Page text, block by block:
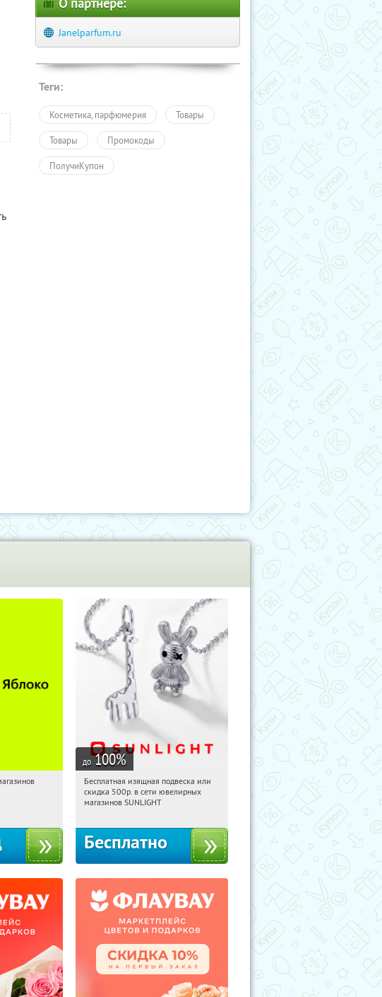
Janelparfum.ru
Теги:
Косметика, парфюмерия Товары
Товары Промокоды
ПолучиКупон
первым!
до 100%
19:58:35 Получили:
Россия
Бесплатная изящная подвеска или
скидка 500р. в сети ювелирных
магазинов SUNLIGHT
Бесплатно